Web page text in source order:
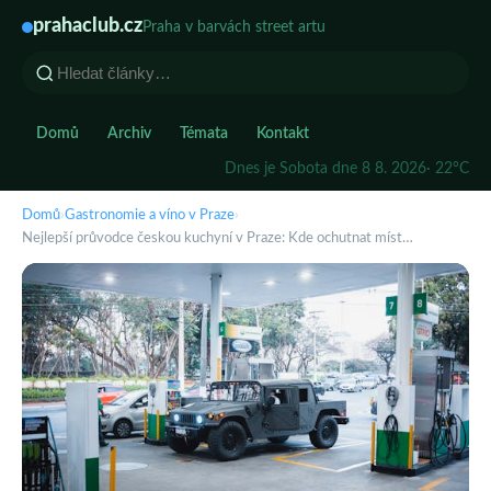
prahaclub.czPraha v barvách street artu
Domů Archiv Témata Kontakt
Dnes je Sobota dne 8 8. 2026· 22°C
Domů›Gastronomie a víno v Praze›
Nejlepší průvodce českou kuchyní v Praze: Kde ochutnat míst…